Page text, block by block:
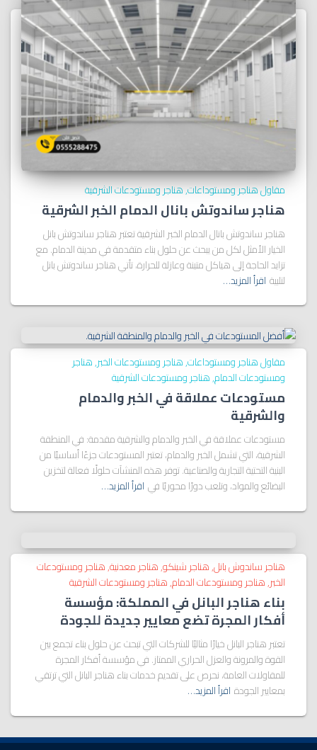
مقاول هناجر ومستوداعات هناجر ومستودعات الشرقية
هناجر ساندوتش بانال الدمام الخبر الشرقية
هناجر ساندوتش بانال الدمام الخبر الشرقية تعتبر هناجر ساندوتش بانل
الخيار الأمثل لكل من يبحث عن حلول بناء متقدمة في مدينة الدمام. مع
تزايد الحاجة إلى هياكل متينة وعازلة للحرارة، تأتي هناجر ساندوتش بانل
لتلبية اقرأ المزيد…
مقاول هناجر ومستوداعات هناجر ومستودعات الخبر هناجر
ومستودعات الدمام هناجر ومستودعات الشرقية
مستودعات عملاقة في الخبر والدمام
والشرقية
مستودعات عملاقة في الخبر والدمام والشرقية مقدمة: في المنطقة
الشرقية، التي تشمل الخبر والدمام، تعتبر المستودعات جزءًا أساسيًا من
البنية التحتية التجارية والصناعية. توفر هذه المنشآت حلولًا فعالة لتخزين
البضائع والمواد، وتلعب دورًا محوريًا في اقرأ المزيد…
هناجر ساندوش بانل هناجر شينكو هناجر معدنية هناجر ومستودعات
الخبر هناجر ومستودعات الدمام هناجر ومستودعات الشرقية
بناء هناجر البانل في المملكة: مؤسسة
أفكار المجرة تضع معايير جديدة للجودة
تعتبر هناجر البانل خيارًا مثاليًا للشركات التي تبحث عن حلول بناء تجمع بين
القوة والمرونة والعزل الحراري الممتاز. في مؤسسة أفكار المجرة
للمقاولات العامة، نحرص على تقديم خدمات بناء هناجر البانل التي ترتقي
بمعايير الجودة اقرأ المزيد…